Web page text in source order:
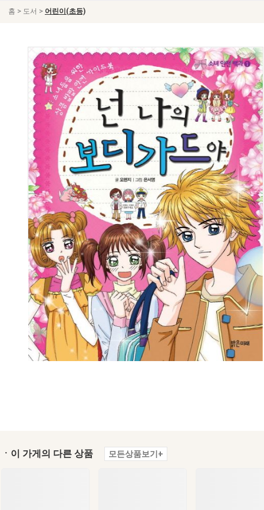
홈 > 도서 > 어린이(초등)
ㆍ이 가게의 다른 상품 모든상품보기+